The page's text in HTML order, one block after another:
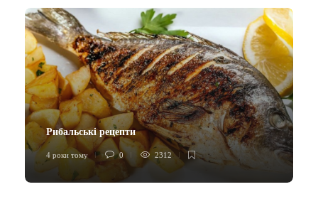
Рибальські рецепти
4 роки тому 0 2312